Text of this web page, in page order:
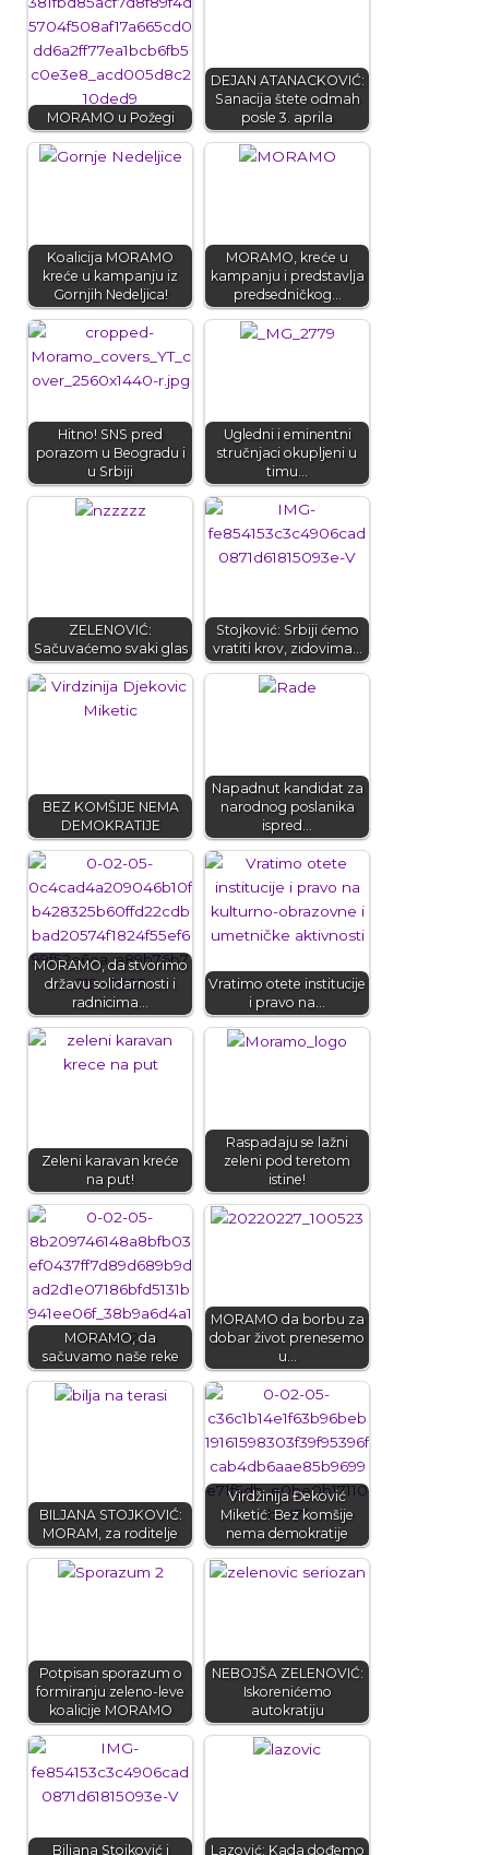
MORAMO u Požegi
DEJAN ATANACKOVIĆ:
Sanacija štete odmah
posle 3. aprila
Koalicija MORAMO
kreće u kampanju iz
Gornjih Nedeljica!
MORAMO, kreće u
kampanju i predstavlja
predsedničkog…
Hitno! SNS pred
porazom u Beogradu i
u Srbiji
Ugledni i eminentni
stručnjaci okupljeni u
timu…
ZELENOVIĆ:
Sačuvaćemo svaki glas
Stojković: Srbiji ćemo
vratiti krov, zidovima…
BEZ KOMŠIJE NEMA
DEMOKRATIJE​
Napadnut kandidat za
narodnog poslanika
ispred…
MORAMO, da stvorimo
državu solidarnosti i
radnicima…
Vratimo otete institucije
i pravo na…
Zeleni karavan kreće
na put!
Raspadaju se lažni
zeleni pod teretom
istine!
MORAMO, da
sačuvamo naše reke
MORAMO da borbu za
dobar život prenesemo
u…
BILJANA STOJKOVIĆ:
MORAM, za roditelje
Virdžinija Đeković
Miketić: Bez komšije
nema demokratije
Potpisan sporazum o
formiranju zeleno-leve
koalicije MORAMO
NEBOJŠA ZELENOVIĆ:
Iskorenićemo
autokratiju
Biljana Stojković i
Lazović: Kada dođemo